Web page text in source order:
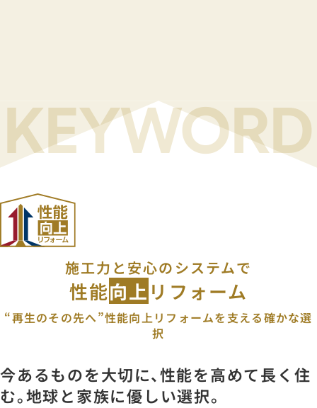
10年連続売上全国No.1を達成
「リフォーム産業新聞」調べ、調査開始以来継続して全国第
2024年
第30回日本不動産学会業績賞
2025年
注文住宅事業との連携強化で、さらなる進化・発展へ
住友不動産ハウジング（株）を設立
12年連続売上全国No.1を達成
※2013～2024年度住友不動産グループ実績（2025年「リ
累計の 受注棟数180,000棟突破
「新築そっくりさん」30周年
KEYWORD
施工力と安心のシステムで
性能向上 リフォーム
“再生のその先へ”性能向上リフォームを支える確かな選
択
今あるものを大切に、性能を高めて長く住
む。地球と家族に優しい選択。